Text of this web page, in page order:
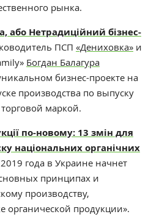
рынка.
або Нетрадиційний бізнес-
ПСП «Дениховка» и
Богдан Балагура
бизнес-проекте на
производства по выпуску
маркой.
по-новому: 13 змін для
національних органічних
2019 года в Украине начнет
принципах и
производству,
продукции».